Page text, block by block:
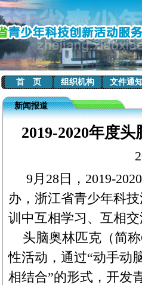
首 页 组织机构 文件通
新闻报道
2019-2020年度
9月28日，2019-
办，浙江省青少年科
训中互相学习、互相
头脑奥林匹克（简称
性活动，通过“动手动
相结合”的形式，开发